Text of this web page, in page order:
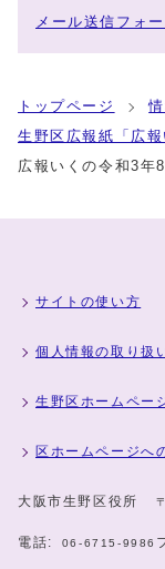
メール送信フォ
トップページ
生野区広報紙「広報
広報いくの令和3年
サイトの使い方
個人情報の取り扱
生野区ホームペー
区ホームページへ
大阪市生野区役所
電話: 06-6715-9986